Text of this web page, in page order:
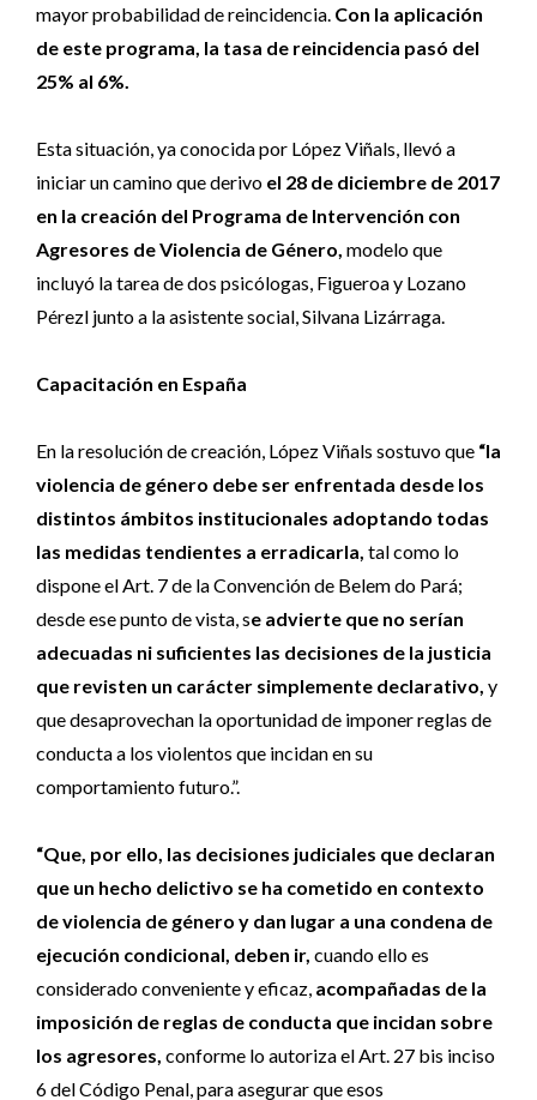
mayor probabilidad de reincidencia. Con la aplicación
de este programa, la tasa de reincidencia pasó del
25% al 6%.
Esta situación, ya conocida por López Viñals, llevó a
iniciar un camino que derivo el 28 de diciembre de 2017
en la creación del Programa de Intervención con
Agresores de Violencia de Género, modelo que
incluyó la tarea de dos psicólogas, Figueroa y Lozano
Pérezl junto a la asistente social, Silvana Lizárraga.
Capacitación en España
En la resolución de creación, López Viñals sostuvo que “la
violencia de género debe ser enfrentada desde los
distintos ámbitos institucionales adoptando todas
las medidas tendientes a erradicarla, tal como lo
dispone el Art. 7 de la Convención de Belem do Pará;
desde ese punto de vista, se advierte que no serían
adecuadas ni suficientes las decisiones de la justicia
que revisten un carácter simplemente declarativo, y
que desaprovechan la oportunidad de imponer reglas de
conducta a los violentos que incidan en su
comportamiento futuro.”.
“Que, por ello, las decisiones judiciales que declaran
que un hecho delictivo se ha cometido en contexto
de violencia de género y dan lugar a una condena de
ejecución condicional, deben ir, cuando ello es
considerado conveniente y eficaz, acompañadas de la
imposición de reglas de conducta que incidan sobre
los agresores, conforme lo autoriza el Art. 27 bis inciso
6 del Código Penal, para asegurar que esos